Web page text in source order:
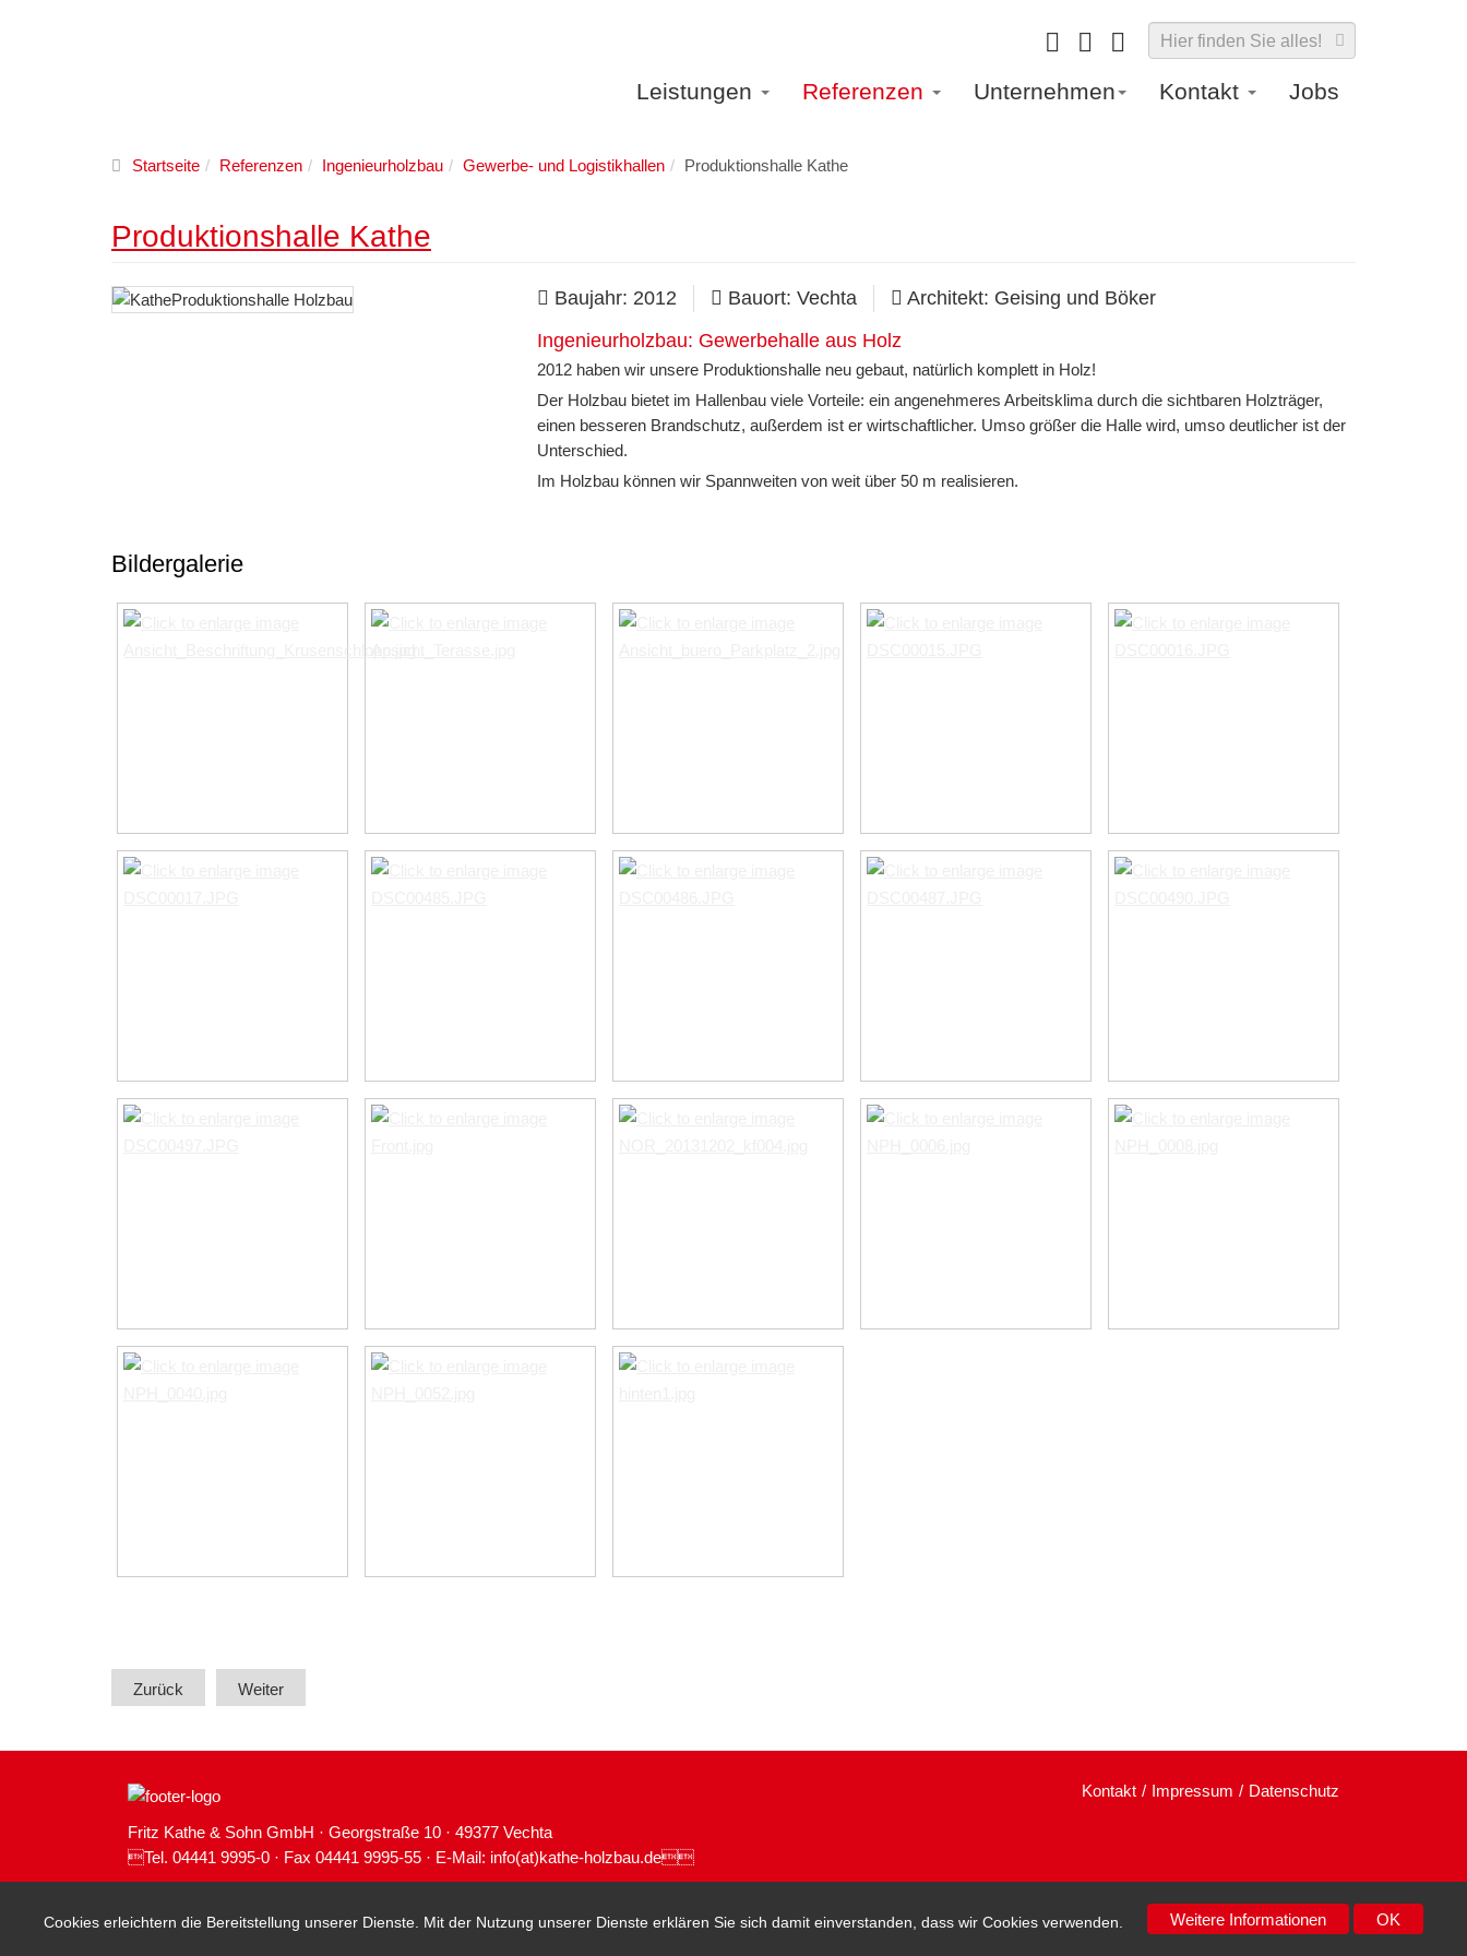
Leistungen Referenzen Unternehmen Kontakt Jobs
Startseite Referenzen Ingenieurholzbau Gewerbe- und Logistikhallen Produktionshalle Kathe
Produktionshalle Kathe
Baujahr: 2012 Bauort: Vechta
Architekt: Geising und Böker
Ingenieurholzbau: Gewerbehalle aus Holz
2012 haben wir unsere Produktionshalle neu gebaut, natürlich komplett in Holz!
Der Holzbau bietet im Hallenbau viele Vorteile: ein angenehmeres Arbeitsklima durch die sichtbaren Holzträger,
einen besseren Brandschutz, außerdem ist er wirtschaftlicher. Umso größer die Halle wird, umso deutlicher ist der
Unterschied.
Im Holzbau können wir Spannweiten von weit über 50 m realisieren.
Bildergalerie
Zurück Weiter
Fritz Kathe & Sohn GmbH · Georgstraße 10 · 49377 Vechta
Tel. 04441 9995-0 · Fax 04441 9995-55 · E-Mail: info(at)kathe-holzbau.de
Kontakt Impressum Datenschutz
Cookies erleichtern die Bereitstellung unserer Dienste. Mit der Nutzung unserer Dienste erklären Sie sich damit einverstanden, dass wir Cookies verwenden. Weitere Informationen OK